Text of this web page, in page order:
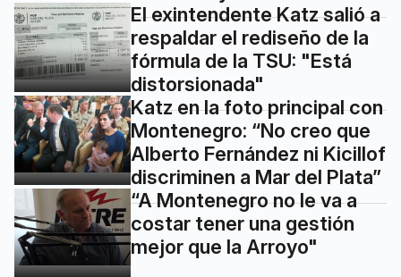
El exintendente Katz salió a
respaldar el rediseño de la
fórmula de la TSU: "Está
distorsionada"
Katz en la foto principal con
Montenegro: “No creo que
Alberto Fernández ni Kicillof
discriminen a Mar del Plata”
“A Montenegro no le va a
costar tener una gestión
mejor que la Arroyo"